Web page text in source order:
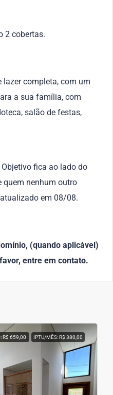
2 cobertas.
lazer completa, com um
a sua família, com
salão de festas,
fica ao lado do
quem nenhum outro
em 08/08.
(quando aplicável)
entre em contato.
R$ 659,00 IPTU/MÊS: R$ 380,00